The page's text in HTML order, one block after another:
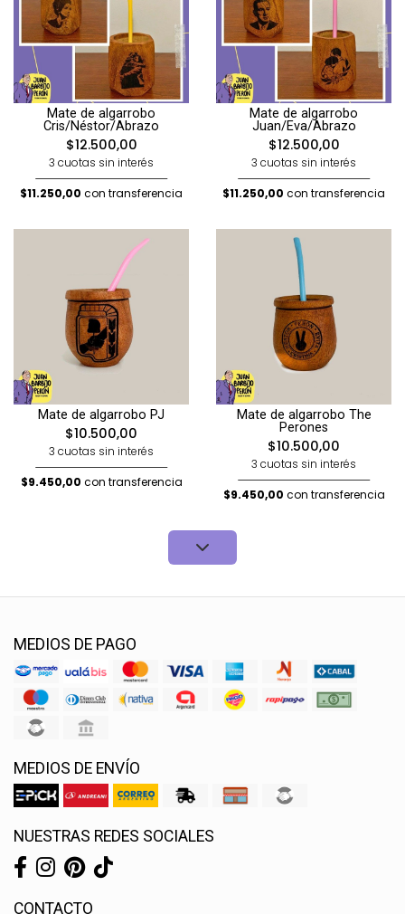
Mate de algarrobo
Cris/Néstor/Abrazo
$12.500,00
3 cuotas sin interés
$11.250,00 con transferencia
Mate de algarrobo
Juan/Eva/Abrazo
$12.500,00
3 cuotas sin interés
$11.250,00 con transferencia
Mate de algarrobo PJ
$10.500,00
3 cuotas sin interés
$9.450,00 con transferencia
Mate de algarrobo The
Perones
$10.500,00
3 cuotas sin interés
$9.450,00 con transferencia
MEDIOS DE PAGO
MEDIOS DE ENVÍO
NUESTRAS REDES SOCIALES
CONTACTO